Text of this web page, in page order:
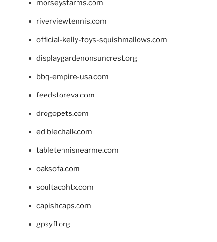
morseysfarms.com
riverviewtennis.com
official-kelly-toys-squishmallows.com
displaygardenonsuncrest.org
bbq-empire-usa.com
feedstoreva.com
drogopets.com
ediblechalk.com
tabletennisnearme.com
oaksofa.com
soultacohtx.com
capishcaps.com
gpsyfl.org